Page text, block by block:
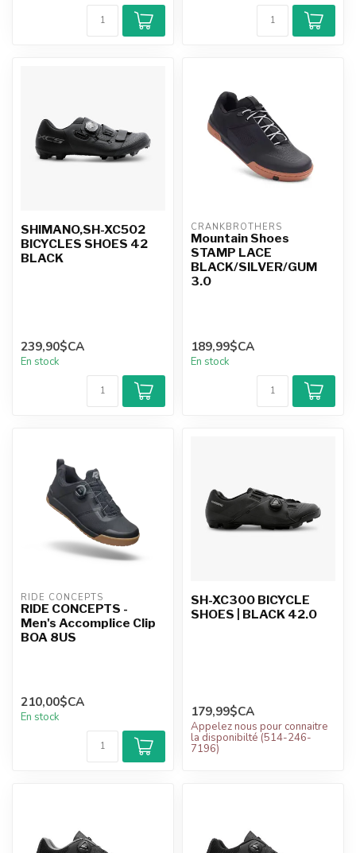
SHIMANO,SH-XC502
BICYCLES SHOES 42
BLACK
239,90$CA
En stock
CRANKBROTHERS
Mountain Shoes
STAMP LACE
BLACK/SILVER/GUM
3.0
189,99$CA
En stock
RIDE CONCEPTS
RIDE CONCEPTS -
Men's Accomplice Clip
BOA 8US
210,00$CA
En stock
SH-XC300 BICYCLE
SHOES | BLACK 42.0
179,99$CA
Appelez nous pour connaitre
la disponibilté (514-246-
7196)